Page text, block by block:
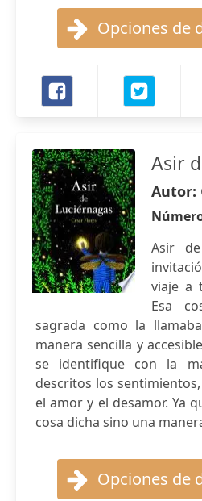
Opciones de
Asir
Autor:
Asir
viaje a
Esa
sagrada como la
manera sencilla y
se identifique con la
descritos los
el amor y el desamor. Ya
cosa dicha sino una
Opciones de